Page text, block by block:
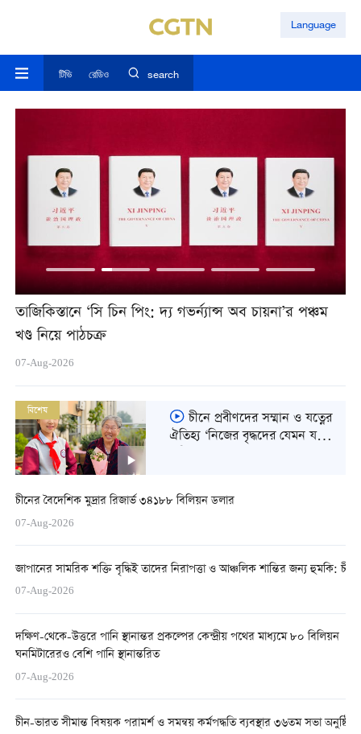
Language
টিভি রেডিও search
তাজিকিস্তানে ‘সি চিন পিং: দ্য গভর্ন্যান্স অব চায়না’র পঞ্চম
খণ্ড নিয়ে পাঠচক্র
07-Aug-2026
বিশেষ
চীনে প্রবীণদের সম্মান ও যত্নের
ঐতিহ্য ‘নিজের বৃদ্ধদের যেমন যত্ন
চীনের বৈদেশিক মুদ্রার রিজার্ভ ৩৪১৮৮ বিলিয়ন ডলার
07-Aug-2026
জাপানের সামরিক শক্তি বৃদ্ধিই তাদের নিরাপত্তা ও আঞ্চলিক শান্তির জন্য হুমকি: চীন
07-Aug-2026
দক্ষিণ-থেকে-উত্তরে পানি স্থানান্তর প্রকল্পের কেন্দ্রীয় পথের মাধ্যমে ৮০ বিলিয়ন
ঘনমিটারেরও বেশি পানি স্থানান্তরিত
07-Aug-2026
চীন-ভারত সীমান্ত বিষয়ক পরামর্শ ও সমন্বয় কর্মপদ্ধতি ব্যবস্থার ৩৬তম সভা অনুষ্ঠিত